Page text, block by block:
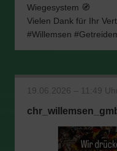
Wiegesystem 🧭
Vielen Dank für Ihr
#Willemsen
19.06.2026 – 11:49